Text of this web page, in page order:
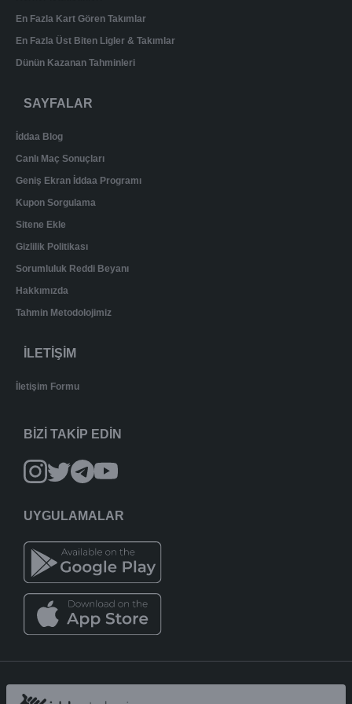
En Fazla Kart Gören Takımlar
En Fazla Üst Biten Ligler & Takımlar
Dünün Kazanan Tahminleri
SAYFALAR
İddaa Blog
Canlı Maç Sonuçları
Geniş Ekran İddaa Programı
Kupon Sorgulama
Sitene Ekle
Gizlilik Politikası
Sorumluluk Reddi Beyanı
Hakkımızda
Tahmin Metodolojimiz
İLETİŞİM
İletişim Formu
BİZİ TAKİP EDİN
UYGULAMALAR
iddaatahmin11.com